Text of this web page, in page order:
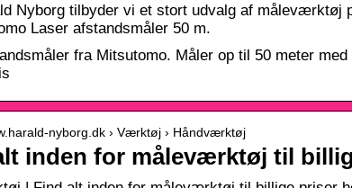
Nyborg tilbyder vi et stort udvalg af
Laser afstandsmåler 50 m.
fra Mitsutomo. Måler op til 50 meter
nyborg.dk › Værktøj › Håndværktøj
inden for måleværktøj til